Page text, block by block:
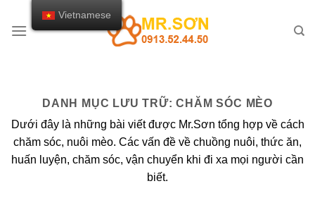
đến
DANH MỤC LƯU TRỮ:CHĂM SÓC MÈO
Dưới đây là những bài viết được Mr.Sơn tổng hợp về cách
chăm sóc, nuôi mèo. Các vấn đề về chuồng nuôi, thức ăn,
huấn luyện, chăm sóc, vận chuyển khi đi xa mọi người cần
biết.
Vietnamese